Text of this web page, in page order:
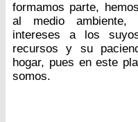
formamos parte,
al medio ambiente,
intereses a los
recursos y su
hogar, pues en este
somos.